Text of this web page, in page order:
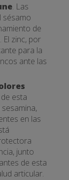
. Las
sésamo
de
zinc, por
para la
ante las
esta
en las
junto
de esta
articular.